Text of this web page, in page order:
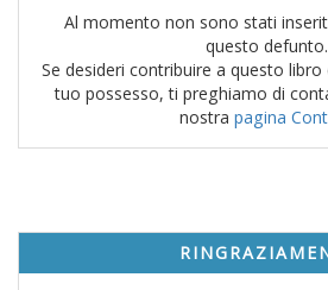
Al momento non sono stati
questo defunto.
Se desideri contribuire a questo
tuo possesso, ti preghiamo di
nostra pagina